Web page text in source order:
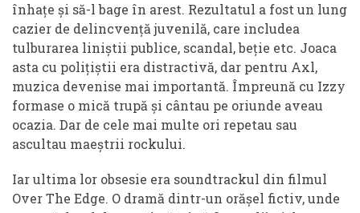
înhațe și să-l bage în arest. Rezultatul a fost un lung
cazier de delincvență juvenilă, care includea
tulburarea liniștii publice, scandal, beție etc. Joaca
asta cu polițiștii era distractivă, dar pentru Axl,
muzica devenise mai importantă. Împreună cu Izzy
formase o mică trupă și cântau pe oriunde aveau
ocazia. Dar de cele mai multe ori repetau sau
ascultau maeștrii rockului.
Iar ultima lor obsesie era soundtrackul din filmul
Over The Edge. O dramă dintr-un orășel fictiv, unde